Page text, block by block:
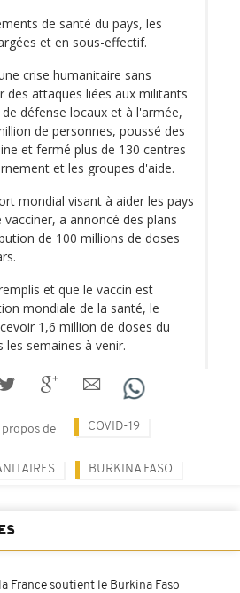
de santé du pays, les
et en sous-effectif.
crise humanitaire sans
des attaques liées aux militants
défense locaux et à l'armée,
de personnes, poussé des
et fermé plus de 130 centres
et les groupes d'aide.
mondial visant à aider les pays
a annoncé des plans
de 100 millions de doses
et que le vaccin est
mondiale de la santé, le
1,6 million de doses du
les semaines à venir.
de COVID-19
BURKINA FASO
France soutient le Burkina Faso